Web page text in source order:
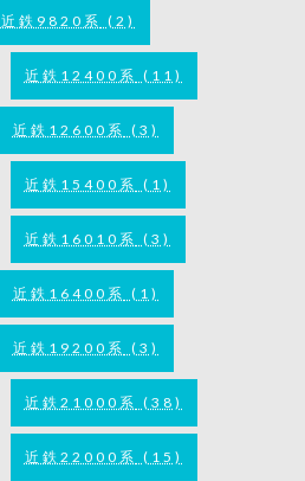
近鉄9820系 (2)
近鉄12400系 (11)
近鉄12600系 (3)
近鉄15400系 (1)
近鉄16010系 (3)
近鉄16400系 (1)
近鉄19200系 (3)
近鉄21000系 (38)
近鉄22000系 (15)